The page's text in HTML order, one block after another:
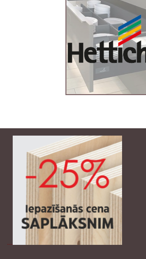
*Sīkākai informācijai varat
Andi (Mob. +371 29994867,
info@decoriga.lv
* visas cenas norādītas ar PVN 21%.
…